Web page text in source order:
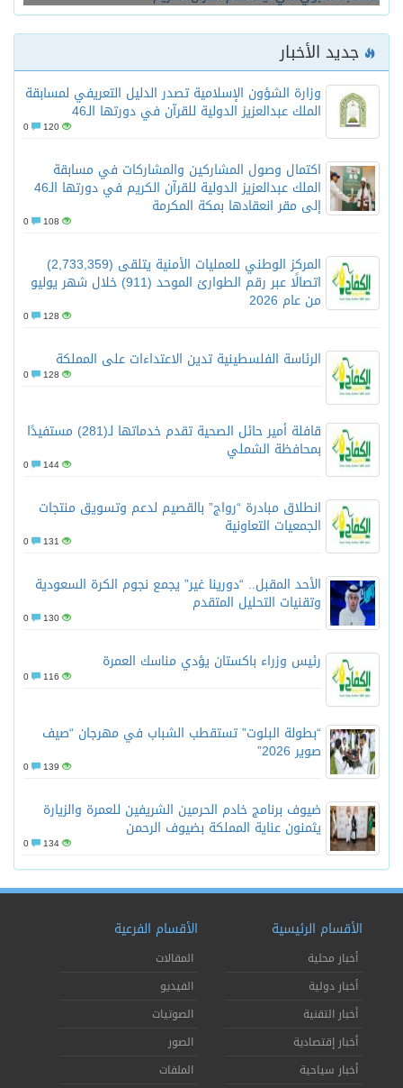
جديد الأخبار
وزارة الشؤون الإسلامية تصدر الدليل التعريفي لمسابقة
الملك عبدالعزيز الدولية للقرآن في دورتها الـ46
120
اكتمال وصول المشاركين والمشاركات في مسابقة
الملك عبدالعزيز الدولية للقرآن الكريم في دورتها الـ46
إلى مقر انعقادها بمكة المكرمة
108
المركز الوطني للعمليات الأمنية يتلقى (2,733,359)
اتصالًا عبر رقم الطوارئ الموحد (911) خلال شهر يوليو
من عام 2026
128
الرئاسة الفلسطينية تدين الاعتداءات على المملكة
128
قافلة أمير حائل الصحية تقدم خدماتها لـ(281) مستفيدًا
بمحافظة الشملي
144
انطلاق مبادرة “رواج” بالقصيم لدعم وتسويق منتجات
الجمعيات التعاونية
131
الأحد المقبل.. “دورينا غير” يجمع نجوم الكرة السعودية
وتقنيات التحليل المتقدم
130
رئيس وزراء باكستان يؤدي مناسك العمرة
116
“بطولة البلوت” تستقطب الشباب في مهرجان “صيف
صوير 2026”
139
ضيوف برنامج خادم الحرمين الشريفين للعمرة والزيارة
يثمنون عناية المملكة بضيوف الرحمن
134
الأقسام الرئيسية
أخبار محلية
أخبار دولية
أخبار التقنية
أخبار إقتصادية
أخبار سياحية
الأقسام الفرعية
المقالات
الفيديو
الصوتيات
الصور
الملفات